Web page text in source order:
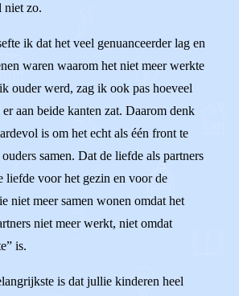
niet zo.
ik dat het veel genuanceerder lag en
waren waarom het niet meer werkte
ouder werd, zag ik ook pas hoeveel
aan beide kanten zat. Daarom denk
is om het echt als één front te
samen. Dat de liefde als partners
liefde voor het gezin en voor de
niet meer samen wonen omdat het
niet meer werkt, niet omdat
is.
is dat jullie kinderen heel